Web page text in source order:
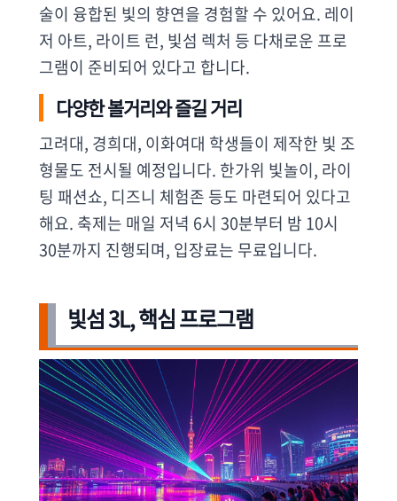
술이 융합된 빛의 향연을 경험할 수 있어요. 레이
저 아트, 라이트 런, 빛섬 렉처 등 다채로운 프로
그램이 준비되어 있다고 합니다.
다양한 볼거리와 즐길 거리
고려대, 경희대, 이화여대 학생들이 제작한 빛 조
형물도 전시될 예정입니다. 한가위 빛놀이, 라이
팅 패션쇼, 디즈니 체험존 등도 마련되어 있다고
해요. 축제는 매일 저녁 6시 30분부터 밤 10시
30분까지 진행되며, 입장료는 무료입니다.
빛섬 3L, 핵심 프로그램